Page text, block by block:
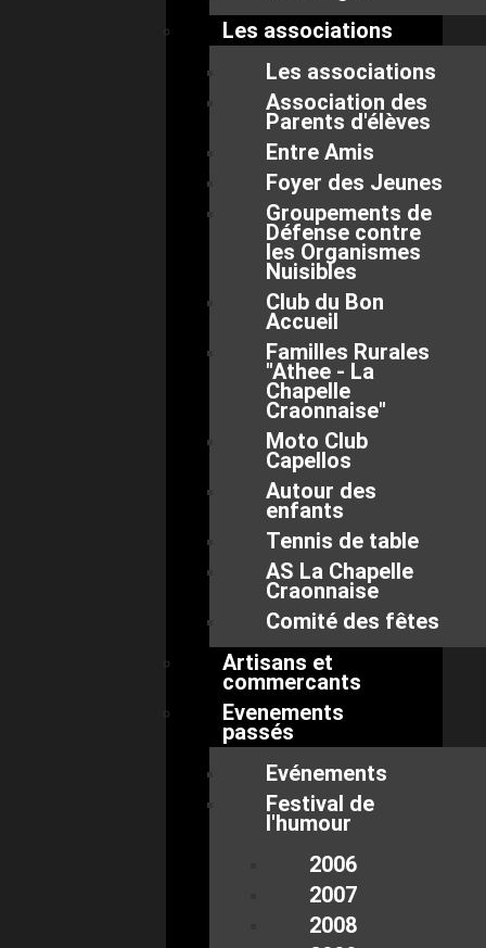
Les associations
Les associations
Association des
Parents d'élèves
Entre Amis
Foyer des Jeunes
Groupements de
Défense contre
les Organismes
Nuisibles
Club du Bon
Accueil
Familles Rurales
"Athee - La
Chapelle
Craonnaise"
Moto Club
Capellos
Autour des
enfants
Tennis de table
AS La Chapelle
Craonnaise
Comité des fêtes
Artisans et
commercants
Evenements
passés
Evénements
Festival de
l'humour
2006
2007
2008